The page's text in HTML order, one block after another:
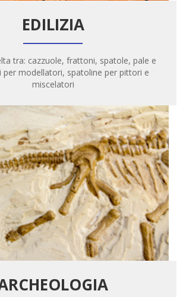
EDILIZIA
tra: cazzuole, frattoni, spatole, pale e
per modellatori, spatoline per pittori e
miscelatori